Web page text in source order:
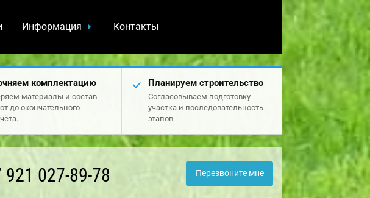
Информация Контакты
комплектацию
материалы и состав
до окончательного
Планируем строительство
Согласовываем подготовку
участка и последовательность
этапов.
921 027-89-78 Перезвоните мне